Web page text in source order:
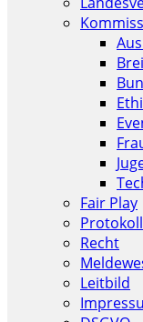
Fair Play
Recht
Leitbild